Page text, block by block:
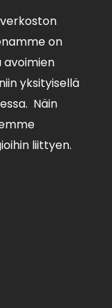
on
avoimien
yksityisellä
Näin
liittyen.